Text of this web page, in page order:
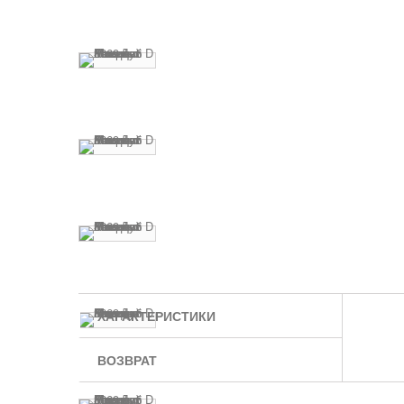
ХАРАКТЕРИСТИКИ
ВОЗВРАТ